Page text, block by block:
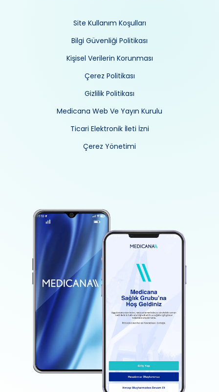
Site Kullanım Koşulları
Bilgi Güvenliği Politikası
Kişisel Verilerin Korunması
Çerez Politikası
Gizlilik Politikası
Medicana Web Ve Yayın Kurulu
Ticari Elektronik İleti İzni
Çerez Yönetimi